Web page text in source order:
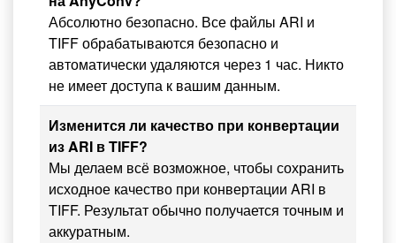
Абсолютно безопасно. Все файлы ARI и
TIFF обрабатываются безопасно и
автоматически удаляются через 1 час. Никто
не имеет доступа к вашим данным.
Изменится ли качество при конвертации
из ARI в TIFF?
Мы делаем всё возможное, чтобы сохранить
исходное качество при конвертации ARI в
TIFF. Результат обычно получается точным и
аккуратным.